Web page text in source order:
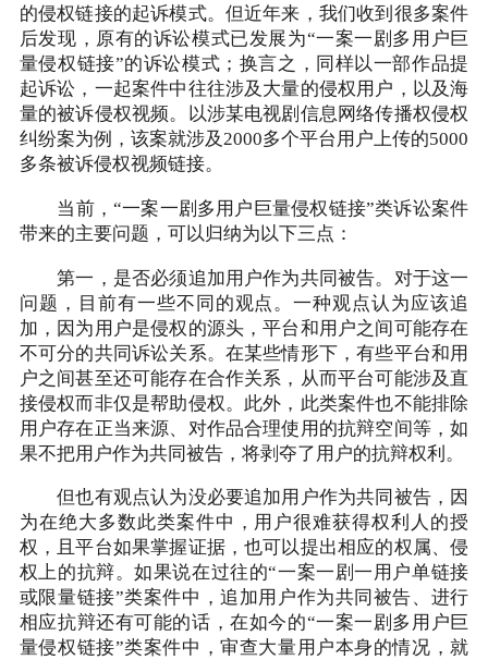
的侵权链接的起诉模式。但近年来，我们收到很多案件
后发现，原有的诉讼模式已发展为“一案一剧多用户巨
量侵权链接”的诉讼模式；换言之，同样以一部作品提
起诉讼，一起案件中往往涉及大量的侵权用户，以及海
量的被诉侵权视频。以涉某电视剧信息网络传播权侵权
纠纷案为例，该案就涉及2000多个平台用户上传的5000
多条被诉侵权视频链接。
当前，“一案一剧多用户巨量侵权链接”类诉讼案件
带来的主要问题，可以归纳为以下三点：
第一，是否必须追加用户作为共同被告。对于这一
问题，目前有一些不同的观点。一种观点认为应该追
加，因为用户是侵权的源头，平台和用户之间可能存在
不可分的共同诉讼关系。在某些情形下，有些平台和用
户之间甚至还可能存在合作关系，从而平台可能涉及直
接侵权而非仅是帮助侵权。此外，此类案件也不能排除
用户存在正当来源、对作品合理使用的抗辩空间等，如
果不把用户作为共同被告，将剥夺了用户的抗辩权利。
但也有观点认为没必要追加用户作为共同被告，因
为在绝大多数此类案件中，用户很难获得权利人的授
权，且平台如果掌握证据，也可以提出相应的权属、侵
权上的抗辩。如果说在过往的“一案一剧一用户单链接
或限量链接”类案件中，追加用户作为共同被告、进行
相应抗辩还有可能的话，在如今的“一案一剧多用户巨
量侵权链接”类案件中，审查大量用户本身的情况，就